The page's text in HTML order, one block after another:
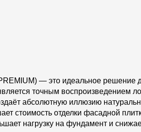
— это идеальное решение
точным воспроизведением
абсолютную иллюзию
стоимость отделки фасадной
нагрузку на фундамент и